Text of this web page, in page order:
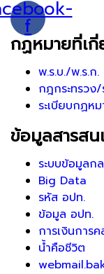
f
กฏหมายที่เ
พ.ร.บ./พ.ร.ก.
กฎกระทรวง/
ระเบียบกฏหม
ข้อมูลสารสน
ระบบข้อมูลก
Big Data
รหัส อปท.
ข้อมูล อปท.
การเงินการ
น้ำคือชีวิต